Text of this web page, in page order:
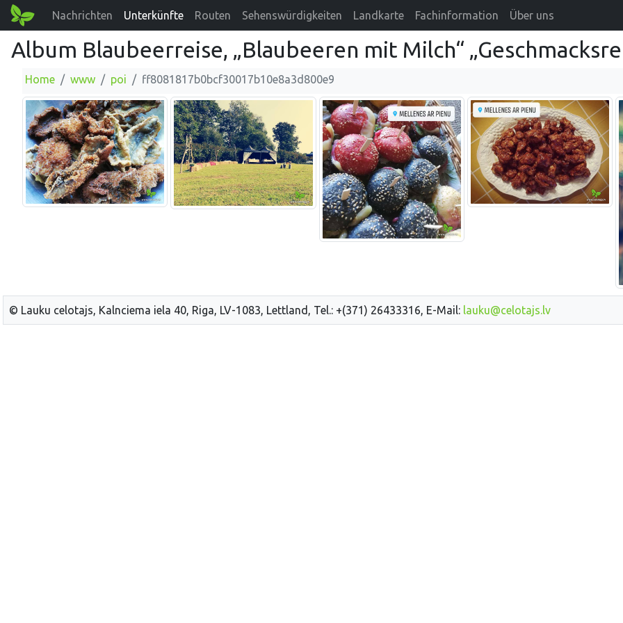
Nachrichten Unterkünfte Routen Sehenswürdigkeiten Landkarte Fachinformation Über uns
Album Blaubeerreise, „Blaubeeren mit Milch“
Home www poi ff8081817b0bcf30017b10e8a3d800e9
© Lauku celotajs, Kalnciema iela 40, Riga, LV-1083, Lettland, Tel.: +(371) 26433316, E-Mail: lauku@celotajs.lv